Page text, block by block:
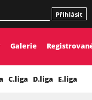
Přihlásit
Galerie
C.liga D.liga E.liga